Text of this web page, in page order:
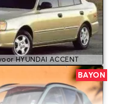
HYUNDAI ACCENT
BAYON